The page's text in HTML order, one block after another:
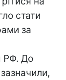
стати
за
РФ. До